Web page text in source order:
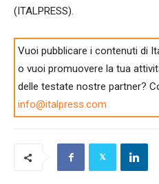
(ITALPRESS).
Vuoi pubblicare i contenuti di
o vuoi promuovere la tua
delle testate nostre partner?
info@italpress.com